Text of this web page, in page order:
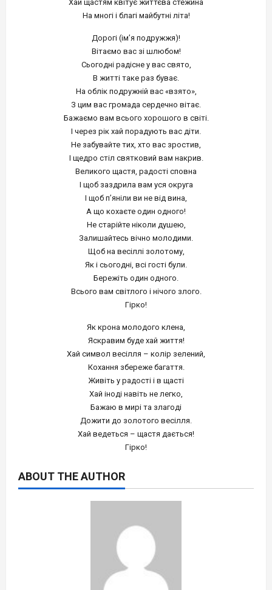
Хай щастям квітує життєва стежина
На многі і благі майбутні літа!
Дорогі (ім’я подружжя)!
Вітаємо вас зі шлюбом!
Сьогодні радісне у вас свято,
В житті таке раз буває.
На облік подружній вас «взято»,
З цим вас громада сердечно вітає.
Бажаємо вам всього хорошого в світі.
І через рік хай порадують вас діти.
Не забувайте тих, хто вас зростив,
І щедро стіл святковий вам накрив.
Великого щастя, радості сповна
І щоб заздрила вам уся округа
І щоб п’яніли ви не від вина,
А що кохаєте один одного!
Не старійте ніколи душею,
Залишайтесь вічно молодими.
Щоб на весіллі золотому,
Як і сьогодні, всі гості були.
Бережіть один одного.
Всього вам світлого і нічого злого.
Гірко!
Як крона молодого клена,
Яскравим буде хай життя!
Хай символ весілля – колір зелений,
Кохання збереже багаття.
Живіть у радості і в щасті
Хай іноді навіть не легко,
Бажаю в мирі та злагоді
Дожити до золотого весілля.
Хай ведеться – щастя дається!
Гірко!
ABOUT THE AUTHOR